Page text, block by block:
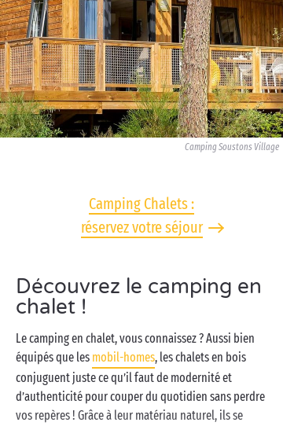
Camping Soustons Village
Camping Chalets :
réservez votre séjour
Découvrez le camping en
chalet !
Le camping en chalet, vous connaissez ? Aussi bien
équipés que les mobil-homes, les chalets en bois
conjuguent juste ce qu’il faut de modernité et
d’authenticité pour couper du quotidien sans perdre
vos repères ! Grâce à leur matériau naturel, ils se